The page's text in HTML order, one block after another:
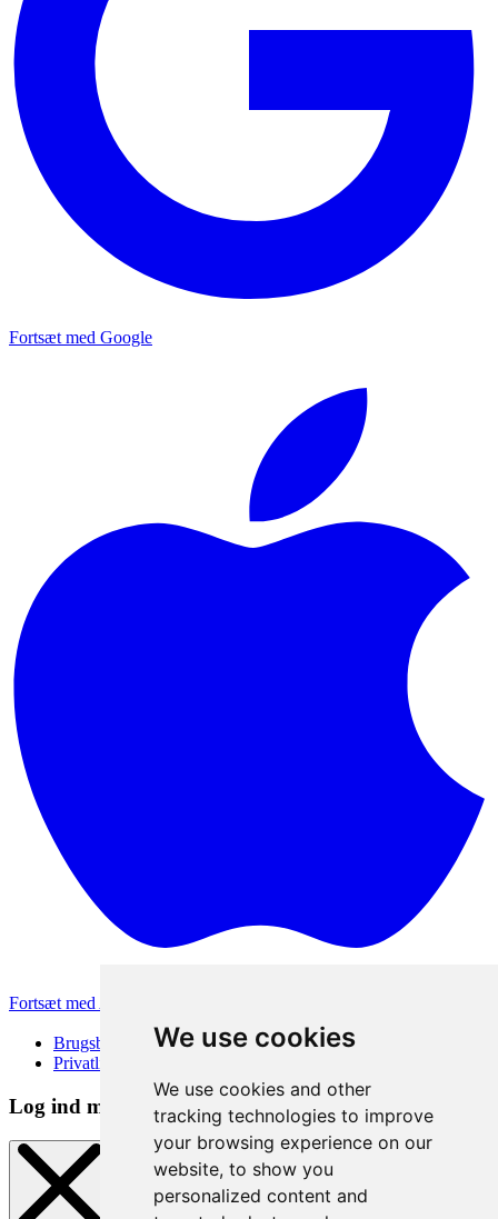
We use cookies
We use cookies and other
tracking technologies to improve
your browsing experience on our
website, to show you
personalized content and
Fortsæt med Google
Fortsæt med Apple
Brugsbetingelser
Privatlivspolitik
Log ind metode